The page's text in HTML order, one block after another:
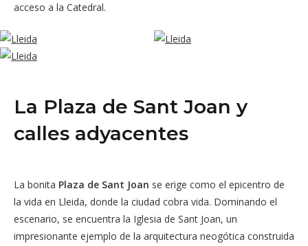
acceso a la Catedral.
La Plaza de Sant Joan y
calles adyacentes
La bonita Plaza de Sant Joan se erige como el epicentro de
la vida en Lleida, donde la ciudad cobra vida. Dominando el
escenario, se encuentra la Iglesia de Sant Joan, un
impresionante ejemplo de la arquitectura neogótica construida